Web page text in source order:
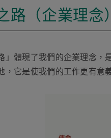
路（企業理念）
」體現了我們的企業理念
，它是使我們的工作更有意